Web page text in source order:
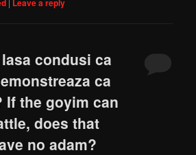
condusi ca
ca
If the goyim can
does that
no adam?